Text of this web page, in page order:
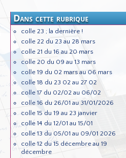
Dans cette rubrique
colle 23 ; la dernière !
colle 22 du 23 au 28 mars
colle 21 du 16 au 20 mars
colle 20 du 09 au 13 mars
colle 19 du 02 mars au 06 mars
colle 18 du 23 02 au 27 02
colle 17 du 02/02 au 06/02
colle 16 du 26/01 au 31/01/2026
colle 15 du 19 au 23 janvier
colle 14 du 12/01 au 15/01
colle 13 du 05/01 au 09/01 2026
colle 12 du 15 décembre au 19
décembre